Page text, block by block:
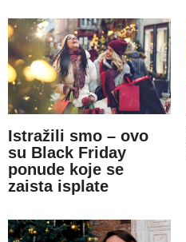
Istražili smo – ovo
su Black Friday
ponude koje se
zaista isplate